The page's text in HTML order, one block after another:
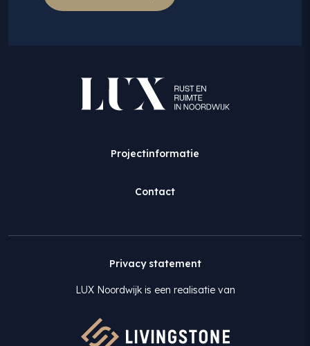
Projectinformatie
Contact
Privacy statement
LUX Noordwijk is een realisatie van